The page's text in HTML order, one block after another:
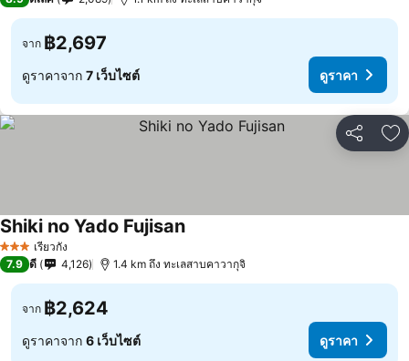
จาก ฿2,697
ดูราคาจาก 7 เว็บไซต์ ดูราคา
แชร์ เ
3 ดาว เรียวกัง
Shiki no Yado Fujisanดูราคา
7.9 ดี 4,126 1.4 km ถึง ทะเลสาบคาวากุจิ
จาก ฿2,624
ดูราคาจาก 6 เว็บไซต์ ดูราคา